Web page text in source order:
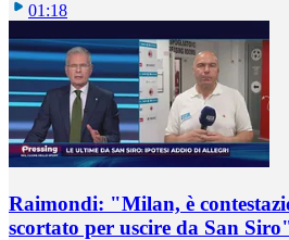
01:18
Raimondi: "Milan, è
scortato per uscire da San